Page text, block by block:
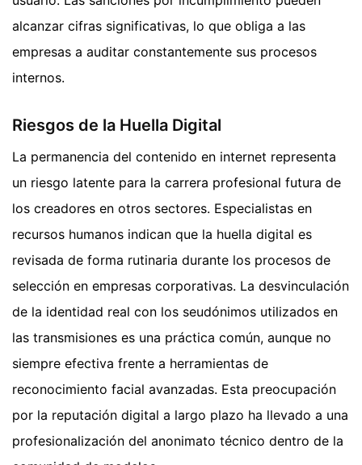
alcanzar cifras significativas, lo que obliga a las
empresas a auditar constantemente sus procesos
internos.
Riesgos de la Huella Digital
La permanencia del contenido en internet representa
un riesgo latente para la carrera profesional futura de
los creadores en otros sectores. Especialistas en
recursos humanos indican que la huella digital es
revisada de forma rutinaria durante los procesos de
selección en empresas corporativas. La desvinculación
de la identidad real con los seudónimos utilizados en
las transmisiones es una práctica común, aunque no
siempre efectiva frente a herramientas de
reconocimiento facial avanzadas. Esta preocupación
por la reputación digital a largo plazo ha llevado a una
profesionalización del anonimato técnico dentro de la